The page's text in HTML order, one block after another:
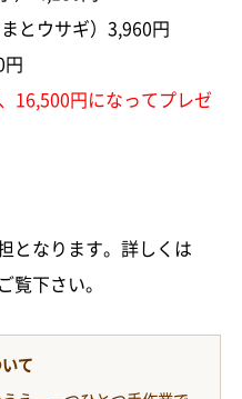
とウサギ）3,960円
円
16,500円になってプレゼ
となります。詳しくは
覧下さい。
て